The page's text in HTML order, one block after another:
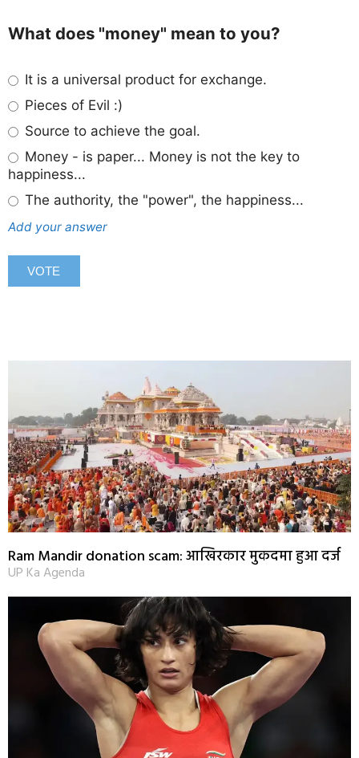
What does "money" mean to you?
It is a universal product for exchange.
Pieces of Evil :)
Source to achieve the goal.
Money - is paper... Money is not the key to
happiness...
The authority, the "power", the happiness...
Add your answer
Ram Mandir donation scam: आखिरकार मुकदमा हुआ दर्ज
UP Ka Agenda